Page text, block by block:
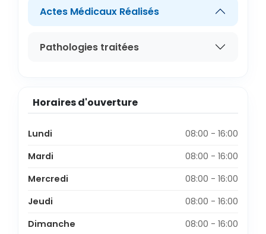
Actes Médicaux Réalisés
Pathologies traitées
Horaires d'ouverture
Lundi
08:00 - 16:00
Mardi
08:00 - 16:00
Mercredi
08:00 - 16:00
Jeudi
08:00 - 16:00
Dimanche
08:00 - 16:00